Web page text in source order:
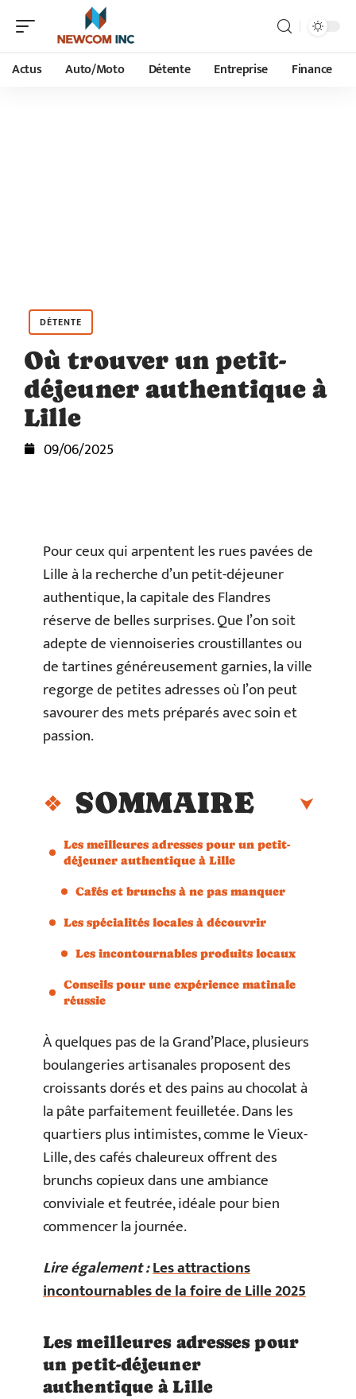
Actus Auto/Moto Détente Entreprise Finance
DÉTENTE
Où trouver un petit-
déjeuner authentique à
Lille
09/06/2025
Pour ceux qui arpentent les rues pavées de
Lille à la recherche d’un petit-déjeuner
authentique, la capitale des Flandres
réserve de belles surprises. Que l’on soit
adepte de viennoiseries croustillantes ou
de tartines généreusement garnies, la ville
regorge de petites adresses où l’on peut
savourer des mets préparés avec soin et
passion.
SOMMAIRE
Les meilleures adresses pour un petit-
déjeuner authentique à Lille
Cafés et brunchs à ne pas manquer
Les spécialités locales à découvrir
Les incontournables produits locaux
Conseils pour une expérience matinale
réussie
À quelques pas de la Grand’Place, plusieurs
boulangeries artisanales proposent des
croissants dorés et des pains au chocolat à
la pâte parfaitement feuilletée. Dans les
quartiers plus intimistes, comme le Vieux-
Lille, des cafés chaleureux offrent des
brunchs copieux dans une ambiance
conviviale et feutrée, idéale pour bien
commencer la journée.
Lire également :Les attractions
incontournables de la foire de Lille 2025
Les meilleures adresses pour
un petit-déjeuner
authentique à Lille